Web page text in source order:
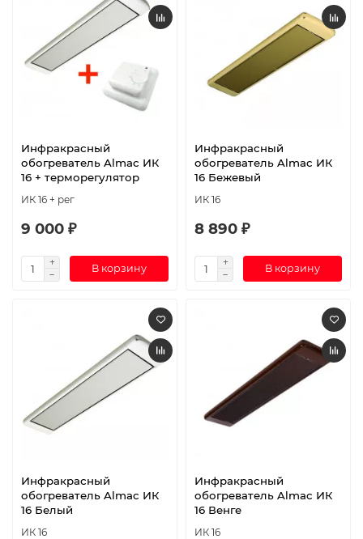
Инфракрасный
обогреватель Almac ИК
16 + терморегулятор
ИК 16 + рег
9 000 ₽
В корзину
Инфракрасный
обогреватель Almac ИК
16 Бежевый
ИК 16
8 890 ₽
В корзину
Инфракрасный
обогреватель Almac ИК
16 Белый
ИК 16
Инфракрасный
обогреватель Almac ИК
16 Венге
ИК 16